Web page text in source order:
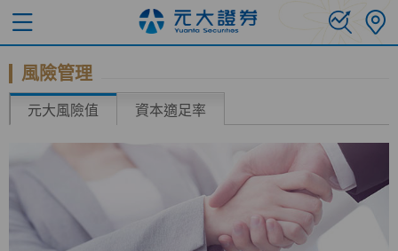
風險管理
元大風險值 資本適足率